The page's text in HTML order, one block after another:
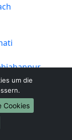
um die
Cookies